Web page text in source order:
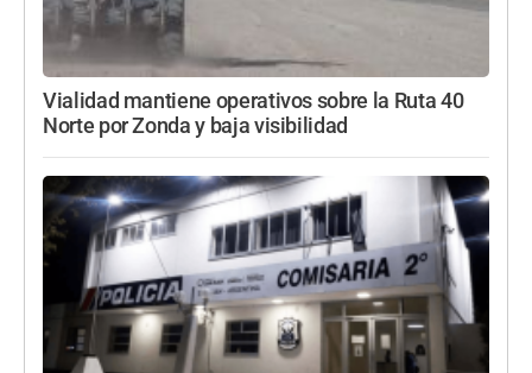
Vialidad mantiene operativos sobre la Ruta 40
Norte por Zonda y baja visibilidad